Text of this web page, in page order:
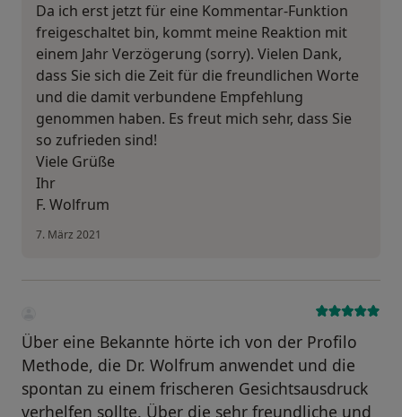
Da ich erst jetzt für eine Kommentar-Funktion
freigeschaltet bin, kommt meine Reaktion mit
einem Jahr Verzögerung (sorry). Vielen Dank,
dass Sie sich die Zeit für die freundlichen Worte
und die damit verbundene Empfehlung
genommen haben. Es freut mich sehr, dass Sie
so zufrieden sind!
Viele Grüße
Ihr
F. Wolfrum
7. März 2021
Über eine Bekannte hörte ich von der Profilo
Methode, die Dr. Wolfrum anwendet und die
spontan zu einem frischeren Gesichtsausdruck
verhelfen sollte. Über die sehr freundliche und